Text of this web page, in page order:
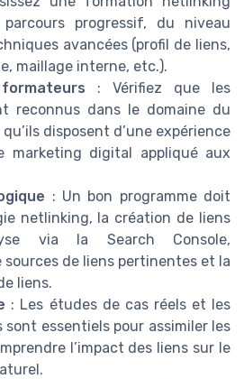
progressif, du niveau
avancées (profil de liens,
maillage interne, etc.).
: Vérifiez que les
reconnus dans le domaine du
disposent d’une expérience
marketing digital appliqué aux
: Un bon programme doit
netlinking, la création de liens
via la Search Console,
sources de liens pertinentes et la
liens.
: Les études de cas réels et les
essentiels pour assimiler les
l’impact des liens sur le